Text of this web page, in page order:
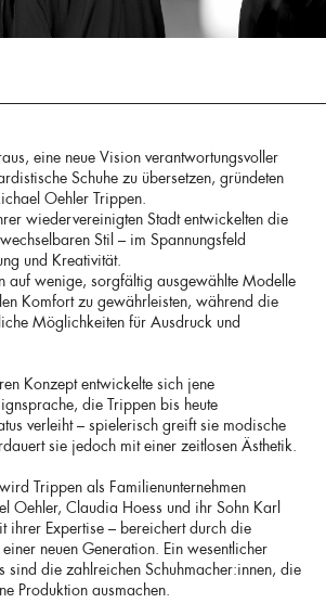
eine neue Vision verantwortungsvoller
Schuhe zu übersetzen, gründeten
Oehler Trippen.
wiedervereinigten Stadt entwickelten die
Stil – im Spannungsfeld
und Kreativität.
auf wenige, sorgfältig ausgewählte Modelle
Komfort zu gewährleisten, während die
Möglichkeiten für Ausdruck und
Konzept entwickelte sich jene
die Trippen bis heute
verleiht – spielerisch greift sie modische
sie jedoch mit einer zeitlosen Ästhetik.
Trippen als Familienunternehmen
Oehler, Claudia Hoess und ihr Sohn Karl
ihrer Expertise – bereichert durch die
neuen Generation. Ein wesentlicher
sind die zahlreichen Schuhmacher:innen, die
Produktion ausmachen.